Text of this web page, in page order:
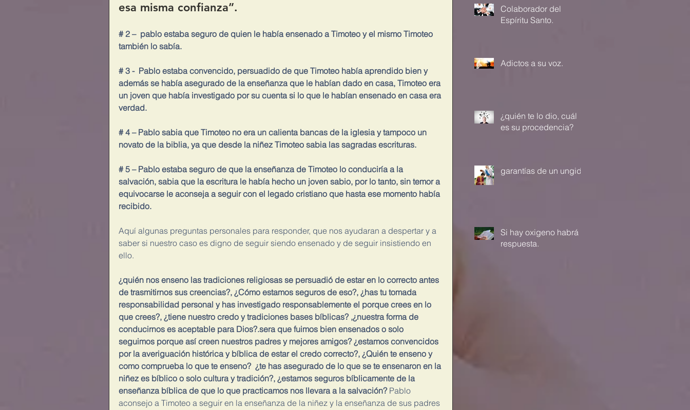
esa misma confianza”.
# 2 –  pablo estaba seguro de quien le había ensenado a Timoteo y el mismo Timoteo
también lo sabía.
# 3 -  Pablo estaba convencido, persuadido de que Timoteo había aprendido bien y
además se había asegurado de la enseñanza que le habían dado en casa, Timoteo era
un joven que había investigado por su cuenta si lo que le habían ensenado en casa era
verdad.
# 4 – Pablo sabia que Timoteo no era un calienta bancas de la iglesia y tampoco un
novato de la biblia, ya que desde la niñez Timoteo sabia las sagradas escrituras.
# 5 – Pablo estaba seguro de que la enseñanza de Timoteo lo conduciría a la
salvación, sabia que la escritura le había hecho un joven sabio, por lo tanto, sin temor a
equivocarse le aconseja a seguir con el legado cristiano que hasta ese momento había
recibido.
Aquí algunas preguntas personales para responder, que nos ayudaran a despertar y a
saber si nuestro caso es digno de seguir siendo ensenado y de seguir insistiendo en
ello.
¿quién nos enseno las tradiciones religiosas se persuadió de estar en lo correcto antes
de trasmitirnos sus creencias?, ¿Cómo estamos seguros de eso?, ¿has tu tomada
responsabilidad personal y has investigado responsablemente el porque crees en lo
que crees?, ¿tiene nuestro credo y tradiciones bases bíblicas? ,¿nuestra forma de
conducirnos es aceptable para Dios?.sera que fuimos bien ensenados o solo
seguimos porque así creen nuestros padres y mejores amigos? ¿estamos convencidos
por la averiguación histórica y bíblica de estar el credo correcto?, ¿Quién te enseno y
como comprueba lo que te enseno?  ¿te has asegurado de lo que se te ensenaron en la
niñez es bíblico o solo cultura y tradición?, ¿estamos seguros bíblicamente de la
enseñanza bíblica de que lo que practicamos nos llevara a la salvación? Pablo
aconsejo a Timoteo a seguir en la enseñanza de la niñez y la enseñanza de sus padres
Colaborador del
Espíritu Santo.
Adictos a su voz.
¿quién te lo dio, cuál
es su procedencia?
garantías de un ungido
Si hay oxigeno habrá
respuesta.